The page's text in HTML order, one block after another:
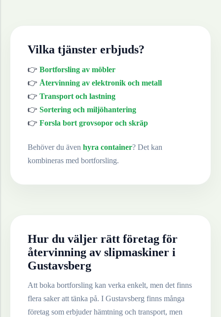
Vilka tjänster erbjuds?
👉 Bortforsling av möbler
👉 Återvinning av elektronik och metall
👉 Transport och lastning
👉 Sortering och miljöhantering
👉 Forsla bort grovsopor och skräp
Behöver du även hyra container? Det kan
kombineras med bortforsling.
Hur du väljer rätt företag för
återvinning av slipmaskiner i
Gustavsberg
Att boka bortforsling kan verka enkelt, men det finns
flera saker att tänka på. I Gustavsberg finns många
företag som erbjuder hämtning och transport, men